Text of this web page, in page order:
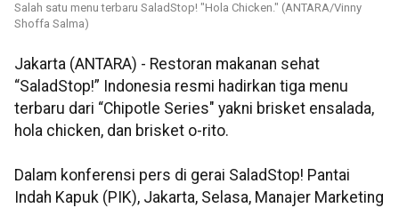
Salah satu menu terbaru SaladStop! "Hola Chicken." (ANTARA/Vinny
Shoffa Salma)
Jakarta (ANTARA) - Restoran makanan sehat
“SaladStop!” Indonesia resmi hadirkan tiga menu
terbaru dari “Chipotle Series" yakni brisket ensalada,
hola chicken, dan brisket o-rito.
Dalam konferensi pers di gerai SaladStop! Pantai
Indah Kapuk (PIK), Jakarta, Selasa, Manajer Marketing